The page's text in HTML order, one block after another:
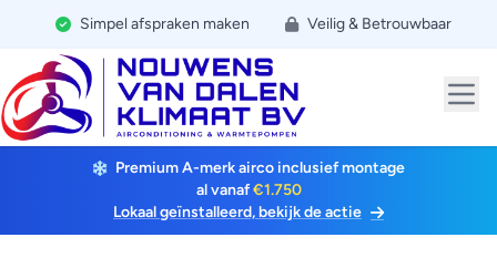
Simpel afspraken maken Veilig & Betrouwbaar
Premium A-merk airco inclusief montage
al vanaf€1.750
Lokaal geïnstalleerd, bekijk de actie